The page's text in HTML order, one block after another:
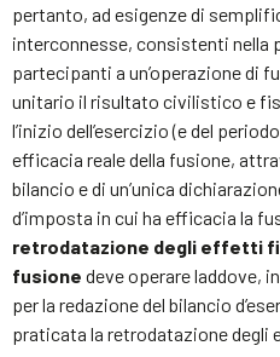
pertanto, ad esigenze di
interconnesse, consistenti
partecipanti a un’operazione di
unitario il risultato civilistico e
l’inizio dell’esercizio (e del
efficacia reale della fusione,
bilancio e di un’unica
d’imposta in cui ha efficacia la
retrodatazione degli effetti
fusione deve operare laddove,
per la redazione del bilancio
praticata la retrodatazione degli